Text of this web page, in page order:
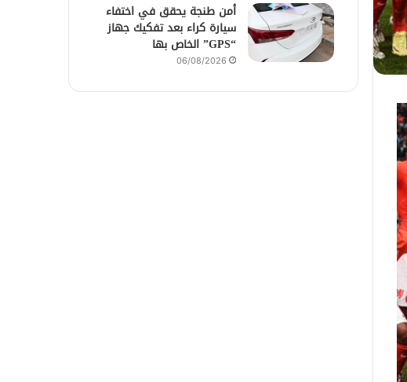
أمن طنجة يحقق في اختفاء
سيارة كراء بعد تفكيك جهاز
“GPS” الخاص بها
06/08/2026